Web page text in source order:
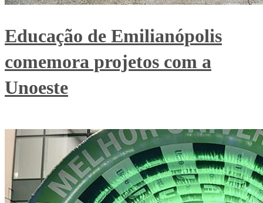
Educação de Emilianópolis
comemora projetos com a
Unoeste